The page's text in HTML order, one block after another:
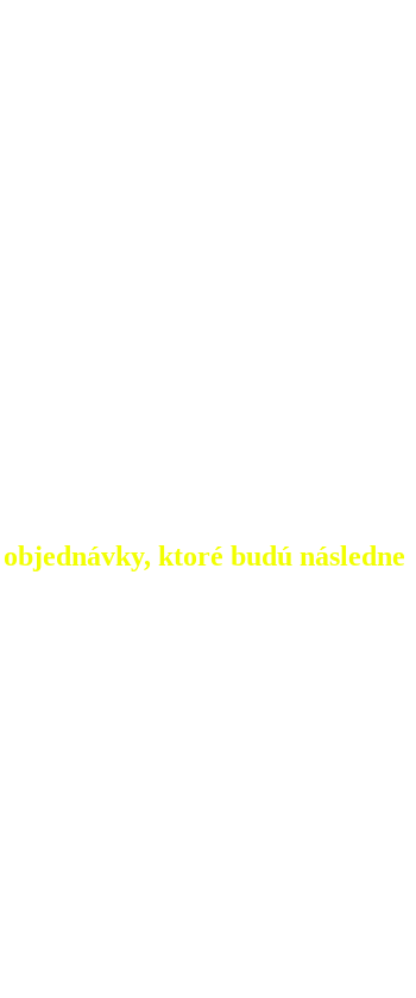
ktoré budú následne